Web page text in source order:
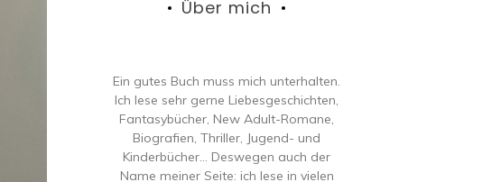
Über mich
Ein gutes Buch muss mich unterhalten.
Ich lese sehr gerne Liebesgeschichten,
Fantasybücher, New Adult-Romane,
Biografien, Thriller, Jugend- und
Kinderbücher… Deswegen auch der
Name meiner Seite: ich lese in vielen